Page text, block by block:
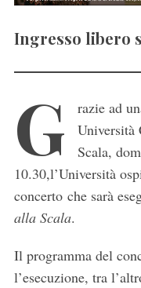
Ingresso libero
G
razie ad
Università
Scala,
10.30,l’Università
concerto che sarà
alla Scala.
Il programma del
l’esecuzione, tra